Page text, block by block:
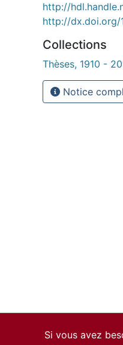
http://
http://dx.doi.org/
Collections
Thèses, 1910 -
Notice
Si vous avez